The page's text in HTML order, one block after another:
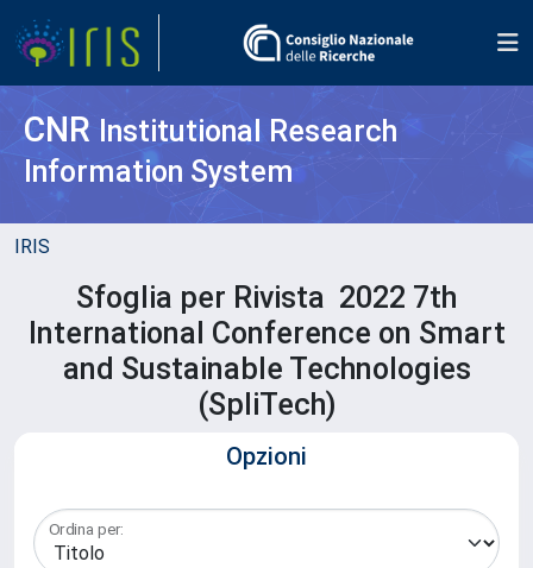
CNR Institutional Research
Information System
IRIS
Sfoglia per Rivista 2022 7th
International Conference on Smart
and Sustainable Technologies
(SpliTech)
Opzioni
Ordina per: